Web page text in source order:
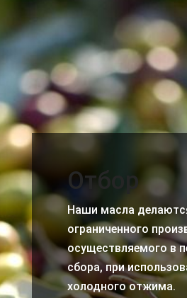
Отбор
Наши масла
ограниченного
осуществляемого в
сбора, при
холодного отжима.